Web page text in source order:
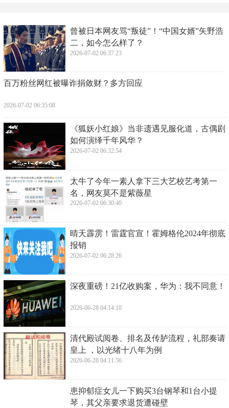
​曾被日本网友骂“叛徒”！“中国女婿”矢野浩
二，如今怎么样了？
2026-07-02 06:37:23
​百万粉丝网红被曝诈捐敛财？多方回应
2026-07-02 06:35:08
​《狐妖小红娘》当非遗遇见服化道，古偶剧
如何演绎千年风华？
2026-07-02 06:32:54
​太牛了今年一素人拿下三大艺校艺考第一
名，网友莫不是紫薇星
2026-07-02 06:30:40
​晴天霹雳！雷霆官宣！霍姆格伦2024年彻底
报销
2026-07-02 06:28:26
​深夜重磅！21亿收购案，华为：我不同意！
2026-06-28 04:14:10
​清代殿试阅卷、排名及传胪流程，礼部奏请
皇上 ，以光绪十八年为例
2026-06-28 04:11:56
​患抑郁症女儿一下购买3台钢琴和1台小提
琴，其父亲要求退货遭碰壁